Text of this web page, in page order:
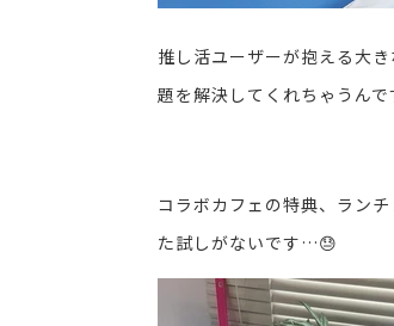
推し活ユーザーが抱える大
題を解決してくれちゃうんで
コラボカフェの特典、ラン
た試しがないです…😓